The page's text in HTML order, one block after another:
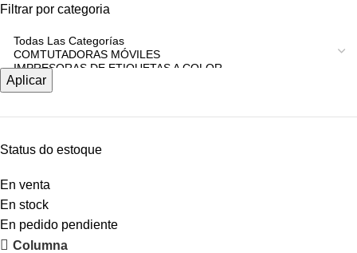
Filtrar por categoria
Aplicar
Status do estoque
En venta
En stock
En pedido pendiente
Columna